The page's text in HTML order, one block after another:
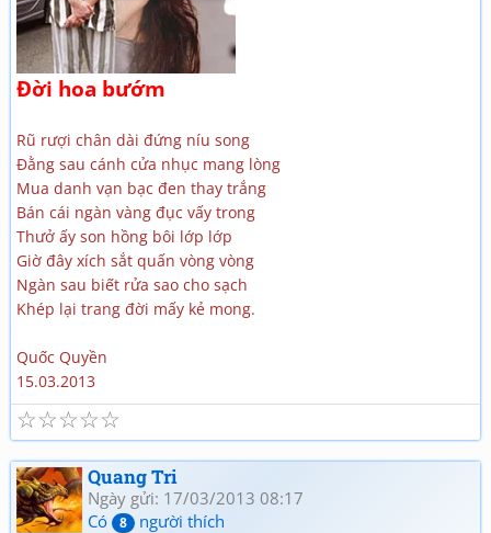
Đời hoa bướm
Rũ rượi chân dài đứng níu song
Đằng sau cánh cửa nhục mang lòng
Mua danh vạn bạc đen thay trắng
Bán cái ngàn vàng đục vấy trong
Thưở ấy son hồng bôi lớp lớp
Giờ đây xích sắt quấn vòng vòng
Ngàn sau biết rửa sao cho sạch
Khép lại trang đời mấy kẻ mong.
Quốc Quyền
15.03.2013
☆
☆
☆
☆
☆
Quang Tri
Ngày gửi: 17/03/2013 08:17
Có
8 người thích